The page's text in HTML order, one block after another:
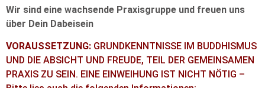
Wir sind eine wachsende Praxisgruppe und freuen uns
über Dein Dabeisein
VORAUSSETZUNG: GRUNDKENNTNISSE IM BUDDHISMUS
UND DIE ABSICHT UND FREUDE, TEIL DER GEMEINSAMEN
PRAXIS ZU SEIN. EINE EINWEIHUNG IST NICHT NÖTIG –